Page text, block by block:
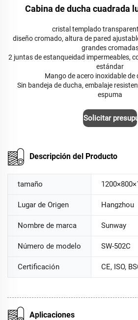
Cabina de ducha cuadrada
cristal templado
diseño cromado, altura de pared
grandes
2 juntas de estanqueidad impermeables,
estándar
Mango de acero inoxidable de
Sin bandeja de ducha, embalaje
espuma
Solicitar
Descripción del Producto
tamaño
Lugar de Origen Hangzhou
Nombre de marca Sunway
Número de modelo SW-502C
Certificación CE, ISO,
Aplicaciones